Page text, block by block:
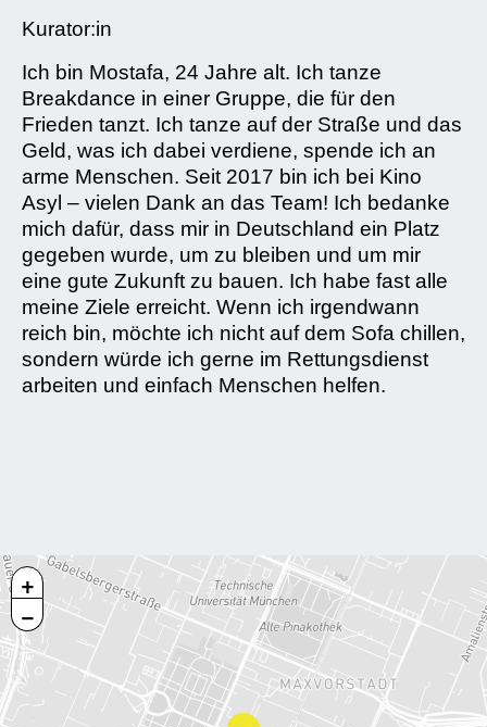
Kurator:in
Ich bin Mostafa, 24 Jahre alt. Ich tanze
Breakdance in einer Gruppe, die für den
Frieden tanzt. Ich tanze auf der Straße und das
Geld, was ich dabei verdiene, spende ich an
arme Menschen. Seit 2017 bin ich bei Kino
Asyl – vielen Dank an das Team! Ich bedanke
mich dafür, dass mir in Deutschland ein Platz
gegeben wurde, um zu bleiben und um mir
eine gute Zukunft zu bauen. Ich habe fast alle
meine Ziele erreicht. Wenn ich irgendwann
reich bin, möchte ich nicht auf dem Sofa chillen,
sondern würde ich gerne im Rettungsdienst
arbeiten und einfach Menschen helfen.
+
−